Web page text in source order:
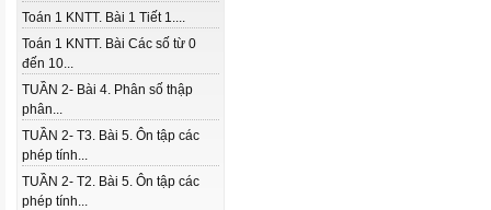
Toán 1 KNTT. Bài 1 Tiết 1....
Toán 1 KNTT. Bài Các số từ 0
đến 10...
TUẦN 2- Bài 4. Phân số thập
phân...
TUẦN 2- T3. Bài 5. Ôn tập các
phép tính...
TUẦN 2- T2. Bài 5. Ôn tập các
phép tính...